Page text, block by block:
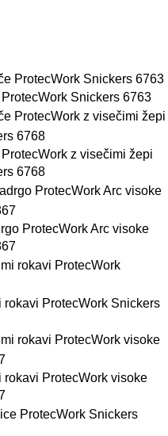
Snickers 6763
z visečimi žepi
6768
ProtecWork Arc visoke
ProtecWork Snickers
ProtecWork visoke